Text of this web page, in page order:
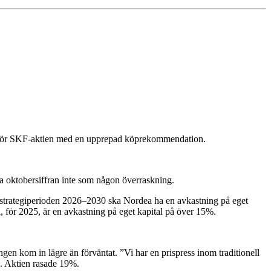
aktien med en upprepad köprekommendation.
inte som någon överraskning.
2026–2030 ska Nordea ha en avkastning på eget
2025, är en avkastning på eget kapital på över 15%.
kom in lägre än förväntat. ”Vi har en prispress inom traditionell
Aktien rasade 19%.